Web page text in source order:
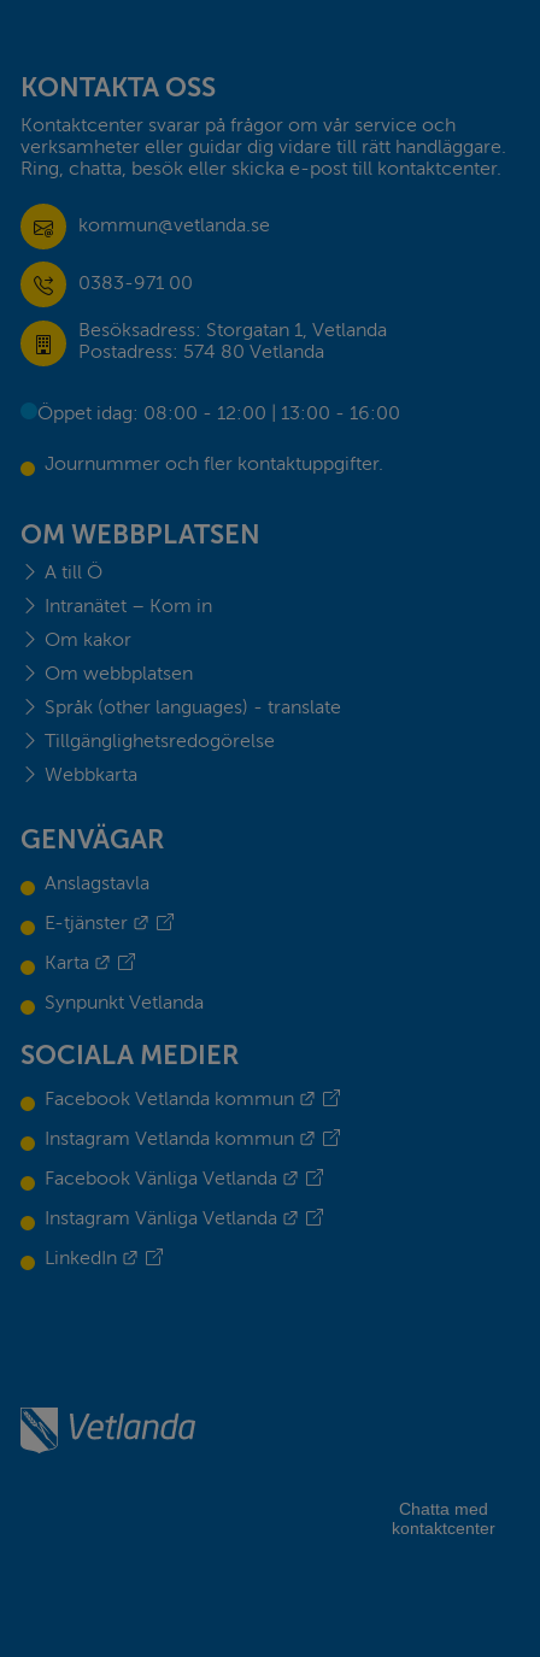
KONTAKTA OSS
Kontaktcenter svarar på frågor om vår service och
verksamheter eller guidar dig vidare till rätt handläggare.
Ring, chatta, besök eller skicka e-post till kontaktcenter.
kommun@vetlanda.se
0383-971 00
Besöksadress: Storgatan 1, Vetlanda
Postadress: 574 80 Vetlanda
Öppet idag: 08:00 - 12:00 | 13:00 - 16:00
Journummer och fler kontaktuppgifter.
OM WEBBPLATSEN
A till Ö
Intranätet – Kom in
Om kakor
Om webbplatsen
Språk (other languages) - translate
Tillgänglighetsredogörelse
Webbkarta
GENVÄGAR
Anslagstavla
E-tjänster
Länk till annan webbplats.
Karta
Länk till annan webbplats.
Synpunkt Vetlanda
SOCIALA MEDIER
Facebook Vetlanda kommun
Länk till annan webbplats.
Instagram Vetlanda kommun
Länk till annan webbplats.
Facebook Vänliga Vetlanda
Länk till annan webbplats.
Instagram Vänliga Vetlanda
Länk till annan webbplats.
LinkedIn
Länk till annan webbplats.